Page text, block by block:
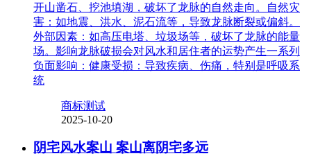
开山凿石、挖池填湖，破坏了龙脉的自然走向。自然灾
害：如地震、洪水、泥石流等，导致龙脉断裂或偏斜。
外部因素：如高压电塔、垃圾场等，破坏了龙脉的能量
场。影响龙脉破损会对风水和居住者的运势产生一系列
负面影响：健康受损：导致疾病、伤痛，特别是呼吸系
统
商标测试
2025-10-20
阴宅风水案山 案山离阴宅多远